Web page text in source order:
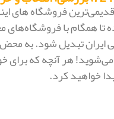
از قدیمی‌ترین فروشگاه
همگام با فروشگاه‌های
هر آنچه که برای
خواهید کرد.